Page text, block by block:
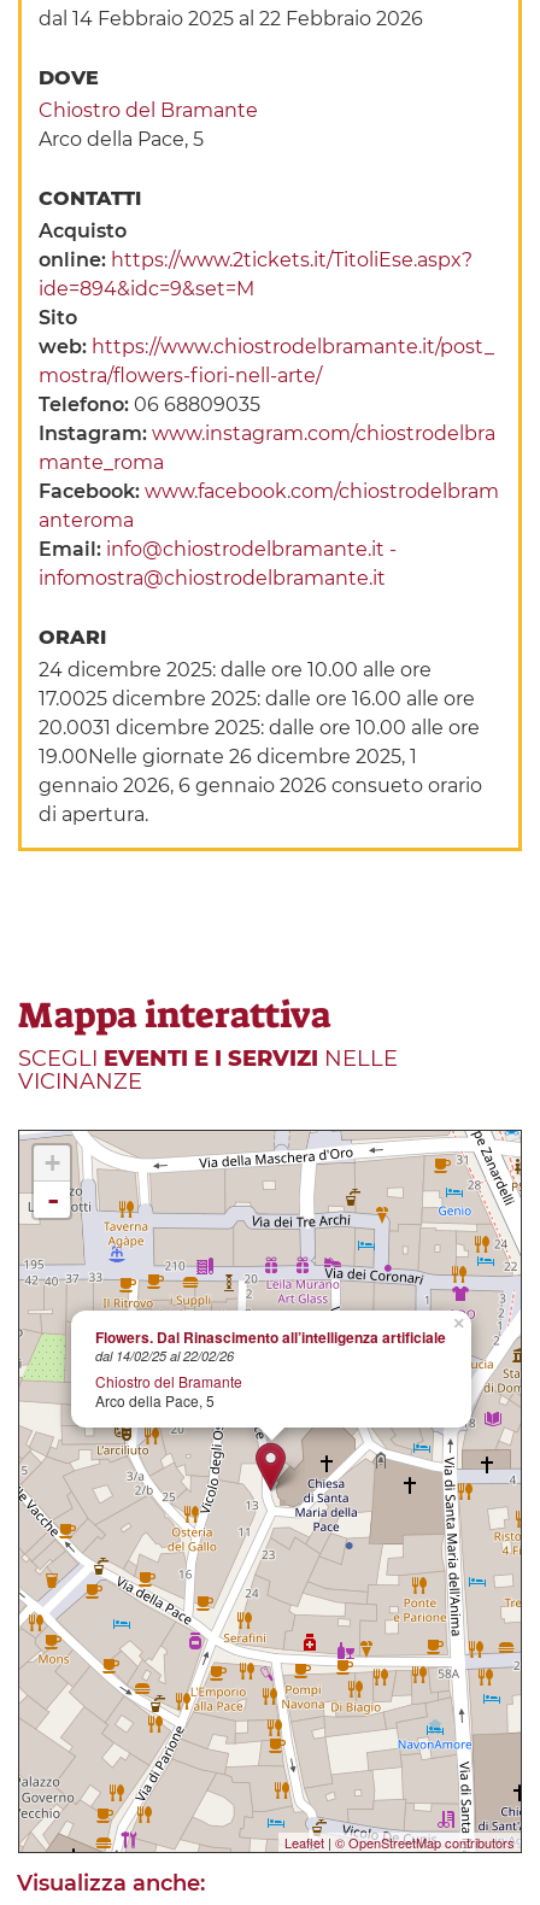
dal 14 Febbraio 2025 al 22 Febbraio 2026
DOVE
Chiostro del Bramante
Arco della Pace, 5
CONTATTI
Acquisto
online: https://www.2tickets.it/TitoliEse.aspx?
ide=894&idc=9&set=M
Sito
web: https://www.chiostrodelbramante.it/post_
mostra/flowers-fiori-nell-arte/
Telefono:06 68809035
Instagram:www.instagram.com/chiostrodelbra
mante_roma
Facebook:www.facebook.com/chiostrodelbram
anteroma
Email: info@chiostrodelbramante.it -
infomostra@chiostrodelbramante.it
ORARI
24 dicembre 2025: dalle ore 10.00 alle ore
17.0025 dicembre 2025: dalle ore 16.00 alle ore
20.0031 dicembre 2025: dalle ore 10.00 alle ore
19.00Nelle giornate 26 dicembre 2025, 1
gennaio 2026, 6 gennaio 2026 consueto orario
di apertura.
Mappa interattiva
SCEGLI EVENTI E I SERVIZI NELLE
VICINANZE
×
Flowers. Dal Rinascimento all’intelligenza artificiale
dal 14/02/25 al 22/02/26
Chiostro del Bramante
Arco della Pace, 5
+
-
Leaflet | © OpenStreetMap contributors